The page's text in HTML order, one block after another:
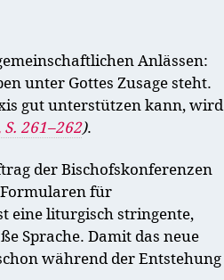
Anlässen:
unter Gottes Zusage steht.
gut unterstützen kann, wird
261–262).
der Bischofskonferenzen
für
eine liturgisch stringente,
Sprache. Damit das neue
während der Entstehung